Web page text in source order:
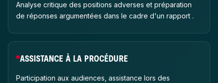
Analyse critique des positions adverses et préparation
de réponses argumentées dans le cadre d'un rapport .
ASSISTANCE À LA PROCÉDURE
Participation aux audiences, assistance lors des